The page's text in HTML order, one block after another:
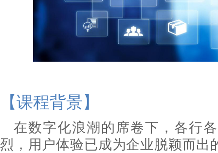
【课程背景】
在数字化浪潮的席卷下，各行
烈，用户体验已成为企业脱颖而出